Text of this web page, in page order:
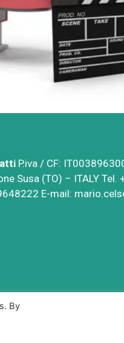
P.iva / CF:
Susa (TO) – ITALY
E-mail:
By